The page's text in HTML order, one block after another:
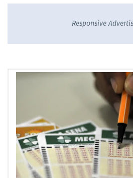
Responsive